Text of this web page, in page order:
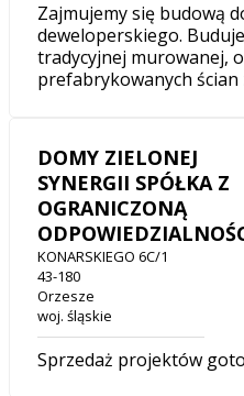
Zajmujemy się budową
deweloperskiego.
tradycyjnej murowanej,
prefabrykowanych
DOMY ZIELONEJ
SYNERGII SPÓŁKA Z
OGRANICZONĄ
KONARSKIEGO 6C/1
43-180
Orzesze
woj. śląskie
Sprzedaż projektów